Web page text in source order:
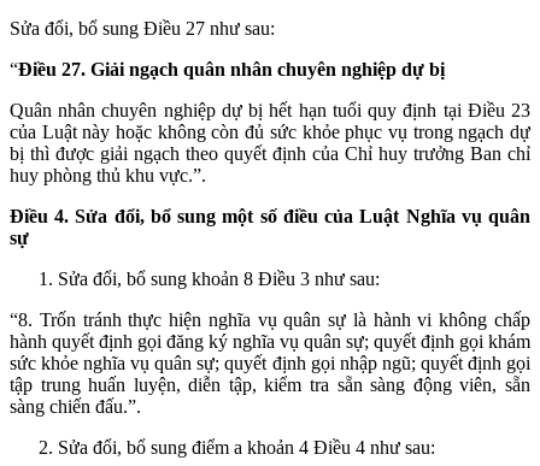
Sửa đổi, bổ sung Điều 27 như sau:
“Điều 27. Giải ngạch quân nhân chuyên nghiệp dự bị
Quân nhân chuyên nghiệp dự bị hết hạn tuổi quy định tại Điều 23
của Luật này hoặc không còn đủ sức khỏe phục vụ trong ngạch dự
bị thì được giải ngạch theo quyết định của Chỉ huy trưởng Ban chỉ
huy phòng thủ khu vực.”.
Điều 4. Sửa đổi, bổ sung một số điều của Luật Nghĩa vụ quân
sự
Sửa đổi, bổ sung khoản 8 Điều 3 như sau:
“8. Trốn tránh thực hiện nghĩa vụ quân sự là hành vi không chấp
hành quyết định gọi đăng ký nghĩa vụ quân sự; quyết định gọi khám
sức khỏe nghĩa vụ quân sự; quyết định gọi nhập ngũ; quyết định gọi
tập trung huấn luyện, diễn tập, kiểm tra sẵn sàng động viên, sẵn
sàng chiến đấu.”.
Sửa đổi, bổ sung điểm a khoản 4 Điều 4 như sau: